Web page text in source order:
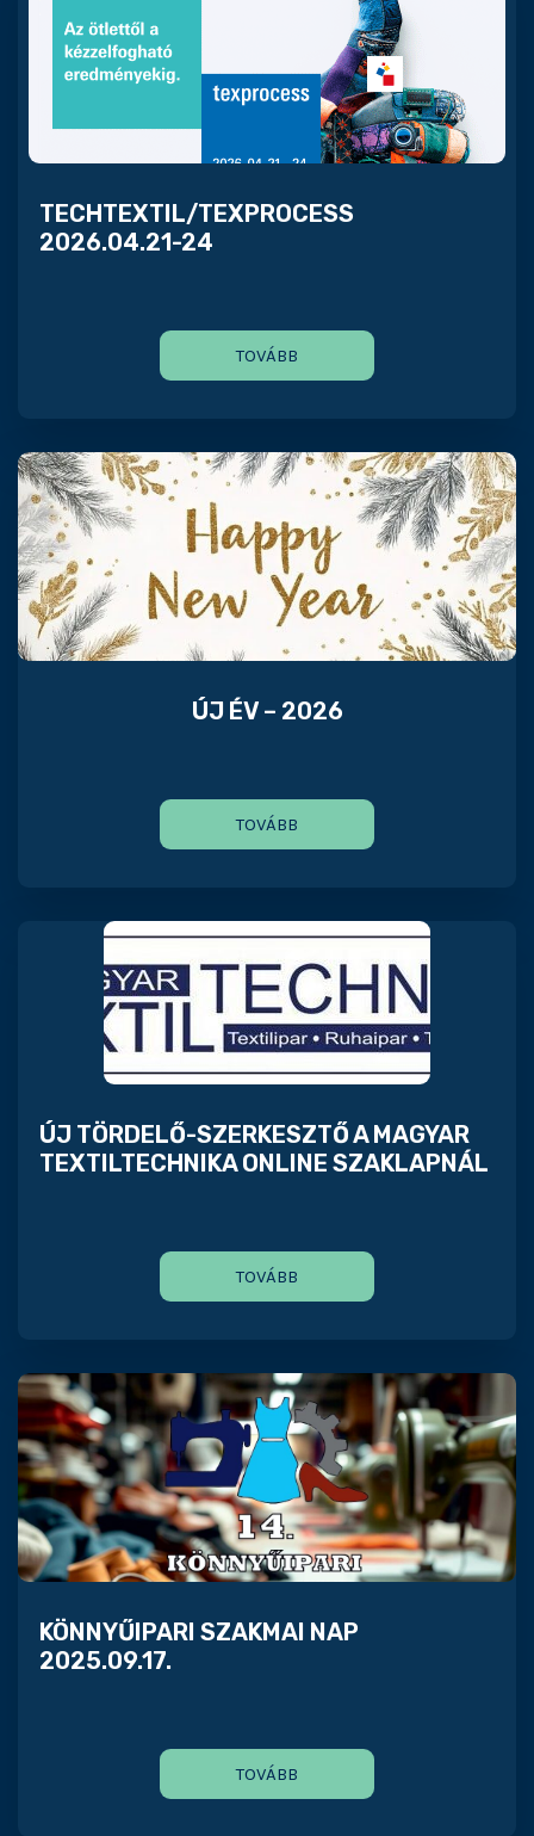
TECHTEXTIL/TEXPROCESS
2026.04.21-24
TOVÁBB
ÚJ ÉV – 2026
TOVÁBB
ÚJ TÖRDELŐ-SZERKESZTŐ A MAGYAR
TEXTILTECHNIKA ONLINE SZAKLAPNÁL
TOVÁBB
KÖNNYŰIPARI SZAKMAI NAP
2025.09.17.
TOVÁBB